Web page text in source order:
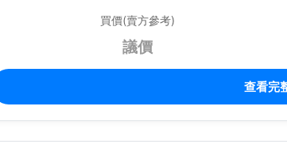
買價(賣方參考)
議價
查看完